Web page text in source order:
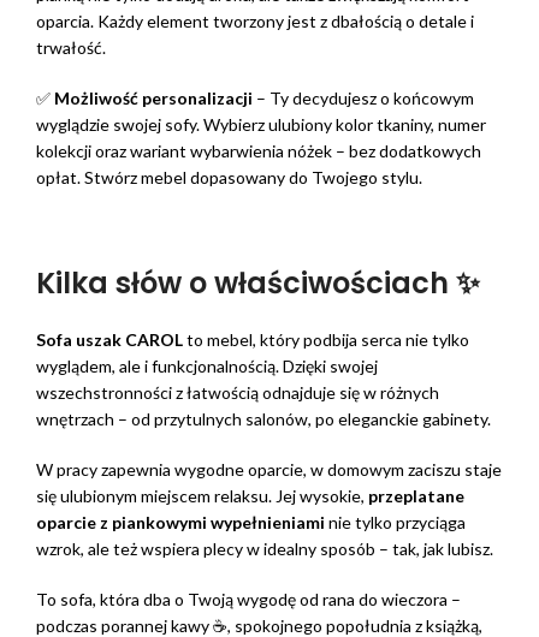
oparcia. Każdy element tworzony jest z dbałością o detale i
trwałość.
✅ Możliwość personalizacji – Ty decydujesz o końcowym
wyglądzie swojej sofy. Wybierz ulubiony kolor tkaniny, numer
kolekcji oraz wariant wybarwienia nóżek – bez dodatkowych
opłat. Stwórz mebel dopasowany do Twojego stylu.
Kilka słów o właściwościach ✨
Sofa uszak CAROLto mebel, który podbija serca nie tylko
wyglądem, ale i funkcjonalnością. Dzięki swojej
wszechstronności z łatwością odnajduje się w różnych
wnętrzach – od przytulnych salonów, po eleganckie gabinety.
W pracy zapewnia wygodne oparcie, w domowym zaciszu staje
się ulubionym miejscem relaksu. Jej wysokie, przeplatane
oparcie z piankowymi wypełnieniami nie tylko przyciąga
wzrok, ale też wspiera plecy w idealny sposób – tak, jak lubisz.
To sofa, która dba o Twoją wygodę od rana do wieczora –
podczas porannej kawy ☕, spokojnego popołudnia z książką,